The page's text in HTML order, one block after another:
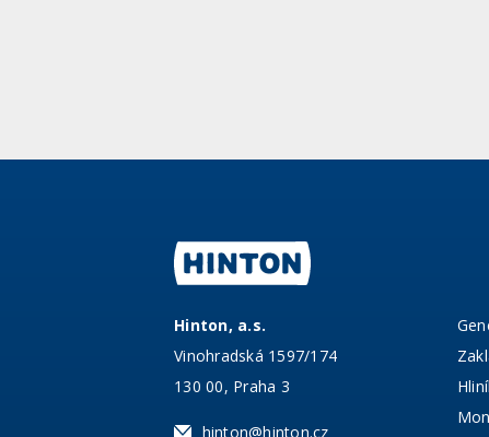
Hinton, a.s.
Vinohradská 1597/174
130 00, Praha 3
hinton@hinton.cz